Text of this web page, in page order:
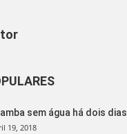
sem água há dois dias
19, 2018